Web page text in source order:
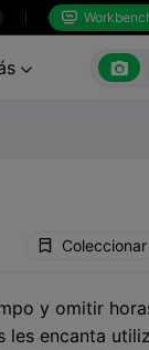

 
Coleccionar
y omitir
encanta